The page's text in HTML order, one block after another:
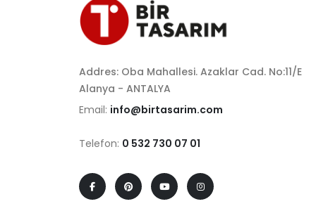
Addres: Oba Mahallesi. Azaklar Cad. No:11/E
Alanya - ANTALYA
Email: info@birtasarim.com
Telefon: 0 532 730 07 01